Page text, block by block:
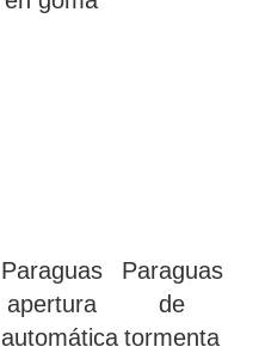
Paraguas
apertura
automática
Paraguas
de
tormenta